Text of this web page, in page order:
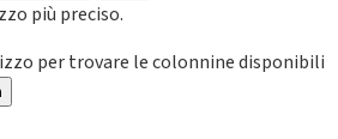
più preciso.
per trovare le colonnine disponibili